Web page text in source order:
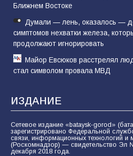
Ближнем Востоке
Думали — лень, оказалось —
симптомов нехватки железа,
продолжают игнорировать
Майор Евсюков расстрелял
стал символом провала МВД
ИЗДАНИЕ
Сетевое издание «bataysk-gorod»
зарегистрировано Федеральной
связи, информационных технологий и
(Роскомнадзор) — свидетельство Эл
декабря 2018 года.